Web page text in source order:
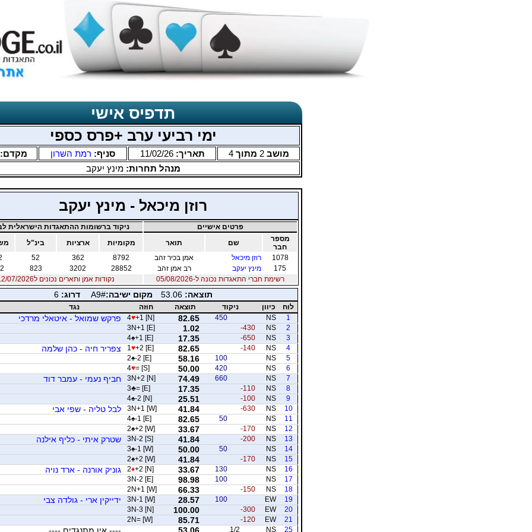
תדפיס אישי
ימי רביעי ערב +פרס כספי
מושב2 מתוך4 תאריך:11/02/26 סניף: רמת השרון מקדם:
מנהל תחרות:מינץ יעקב
רוזן מיכאל - מינץ יעקב
פרטים אישיים
ניקוד ברשומות ההתאגדות הישראלית
מספר
חבר
שם תואר מקומיות ארציות בינ"ל
1078
רוזן מיכאל אמן בכיר זהב 8792
362
52
175
מינץ יעקב רב אמן זהב 28852
3202
823
רשימת חברי התאגדות נכונה ל-05/08/2026
נקודות אמן ותארים נכונים ל12/07/2026
תוצאה:53.06 מקום ישיבה:A9# דרוג:6
לוח כיוון ניקוד תוצאה חוזה
נגד
1
NS
450
82.65
4♥+1 [N] פרקש שמואל - איטאלי מרדכי
2
NS
-430
1.02
3N+1 [E]
3
NS
-650
17.35
4♠+1 [E]
4
NS
-140
82.65
1 ♥+2 [E] צפריר חיה - כהן שלמה
5
NS
100
58.16
2♠-2 [E]
6
NS
420
50.00
4♥= [S]
7
NS
660
74.49
3N+2 [N] חביף נעמי - עמבר דוד
8
NS
-110
17.35
3♣= [E]
9
NS
-100
25.51
4♠-2 [N]
10
NS
-630
41.84
3N+1 [W] לבל טליה - שפי אבי
11
NS
50
82.65
4♠-1 [E]
12
NS
-170
33.67
2♠+2 [W]
13
NS
-200
41.84
3N-2 [S] שטרק איתי - כליף אילנה
14
NS
50
50.00
3♠-1 [W]
15
NS
-170
41.84
2♠+2 [W]
16
NS
130
33.67
2♦+2 [N] גוניק אורנה - ארד נויה
17
NS
100
98.98
3N-2 [E]
18
NS
-150
66.33
2N+1 [W]
19
EW
100
28.57
3N-1 [W] ידייקין ארי - גולדה צבי
20
EW
-300
100.00
3N-3 [N]
21
EW
-120
85.71
2N= [W]
25
NS
1/2
53.06 ---- אין מתנגדים ----